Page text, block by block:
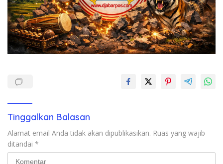
Tinggalkan Balasan
Alamat email Anda tidak akan dipublikasikan. Ruas yang wajib
ditandai *